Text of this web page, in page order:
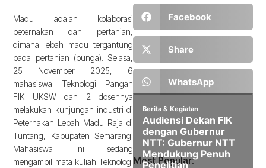
Madu adalah kolaborasi
peternakan dan pertanian,
dimana lebah madu tergantung
pada pertanian (bunga). Selasa,
25 November 2025, 6
mahasiswa Teknologi Pangan
FIK UKSW dan 2 dosennya
melakukan kunjungan industri di
Peternakan Lebah Madu Raja di
Tuntang, Kabupaten Semarang.
Mahasiswa ini sedang
mengambil mata kuliah Teknologi
Facebook
Share
WhatsApp
Most Popular: